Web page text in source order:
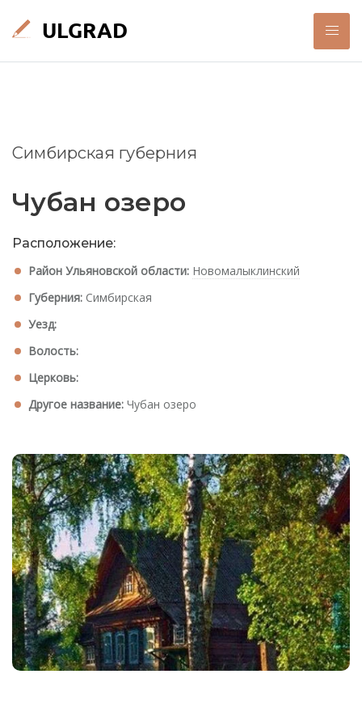
Симбирская губерния
Чубан озеро
Расположение:
Район Ульяновской области: Новомалыклинский
Губерния: Симбирская
Уезд:
Волость:
Церковь:
Другое название: Чубан озеро